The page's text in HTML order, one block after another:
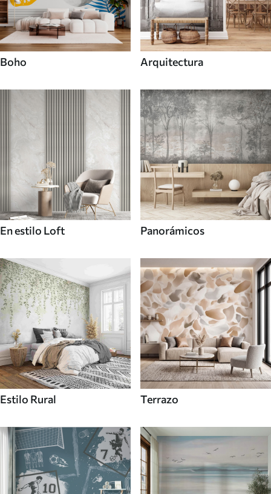
Boho Arquitectura
En estilo Loft Panorámicos
Estilo Rural Terrazo